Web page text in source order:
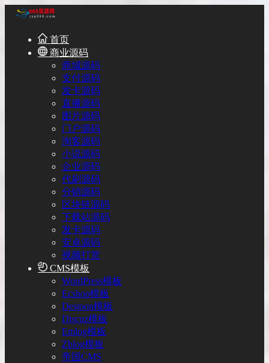
首页
商业源码
商城源码
支付源码
发卡源码
直播源码
图片源码
门户源码
淘客源码
小说源码
企业源码
代刷源码
分销源码
区块链源码
下载站源码
发卡源码
安卓源码
视频打赏
CMS模板
WordPress模板
Ecshop模板
Destoon模板
Discuz模板
Emlog模板
Zblog模板
帝国CMS